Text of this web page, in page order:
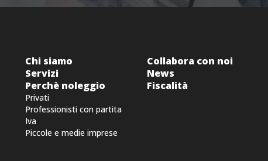
Chi siamo
Servizi
Perchè noleggio
Privati
Professionisti con partita
Iva
Piccole e medie imprese
Collabora con noi
News
Fiscalità